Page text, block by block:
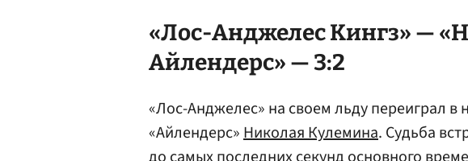
«Лос-Анджелес Кингз» —
Айлендерс» — 3:2
«Лос-Анджелес» на своем льду переиграл
«Айлендерс»Николая Кулемина. Судьба